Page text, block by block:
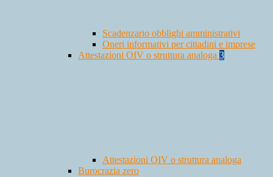
Scadenzario obblighi amministrativi
Oneri informativi per cittadini e imprese
Attestazioni OIV o struttura analoga 3
Attestazioni OIV o struttura analoga
Burocrazia zero